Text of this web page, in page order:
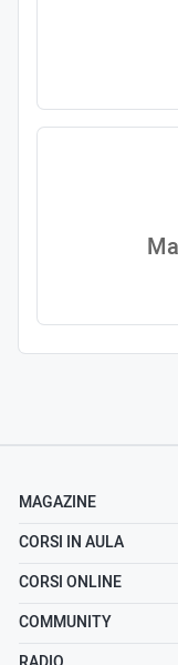
MAGAZINE
CORSI IN AULA
CORSI ONLINE
COMMUNITY